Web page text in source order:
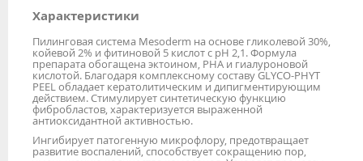
Характеристики
Пилинговая система Mesoderm на основе гликолевой 30%,
койевой 2% и фитиновой 5 кислот с рН 2,1. Формула
препарата обогащена эктоином, РНА и гиалуроновой
кислотой. Благодаря комплексному составу GLYCO-PHYT
PEEL обладает кератолитическим и дипигментирующим
действием. Стимулирует синтетическую функцию
фибробластов, характеризуется выраженной
антиоксидантной активностью.
Ингибирует патогенную микрофлору, предотвращает
развитие воспалений, способствует сокращению пор,